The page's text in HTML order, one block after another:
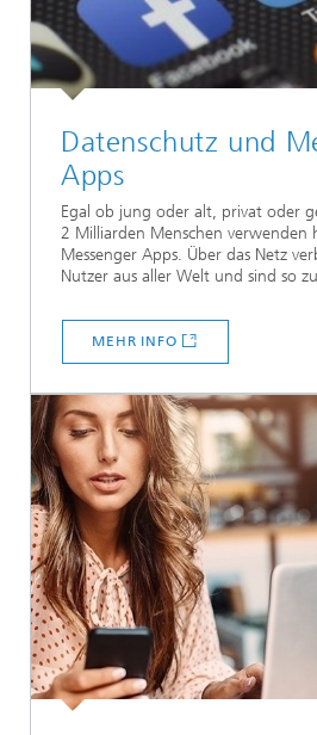
Datenschutz und
Apps
Egal ob jung oder alt, privat oder
2 Milliarden Menschen verwenden
Messenger Apps. Über das Netz
Nutzer aus aller Welt und sind so
MEHR INFO